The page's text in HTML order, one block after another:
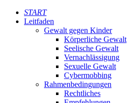
START
Leitfaden
Gewalt gegen Kinder
Körperliche Gewalt
Seelische Gewalt
Vernachlässigung
Sexuelle Gewalt
Cybermobbing
Rahmenbedingungen
Rechtliches